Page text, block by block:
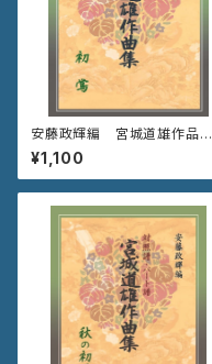
安藤政輝編 宮城道雄作品集
《初 鶯》
¥1,100